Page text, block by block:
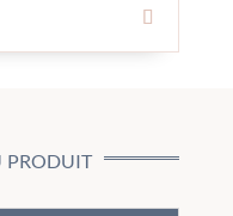
produit